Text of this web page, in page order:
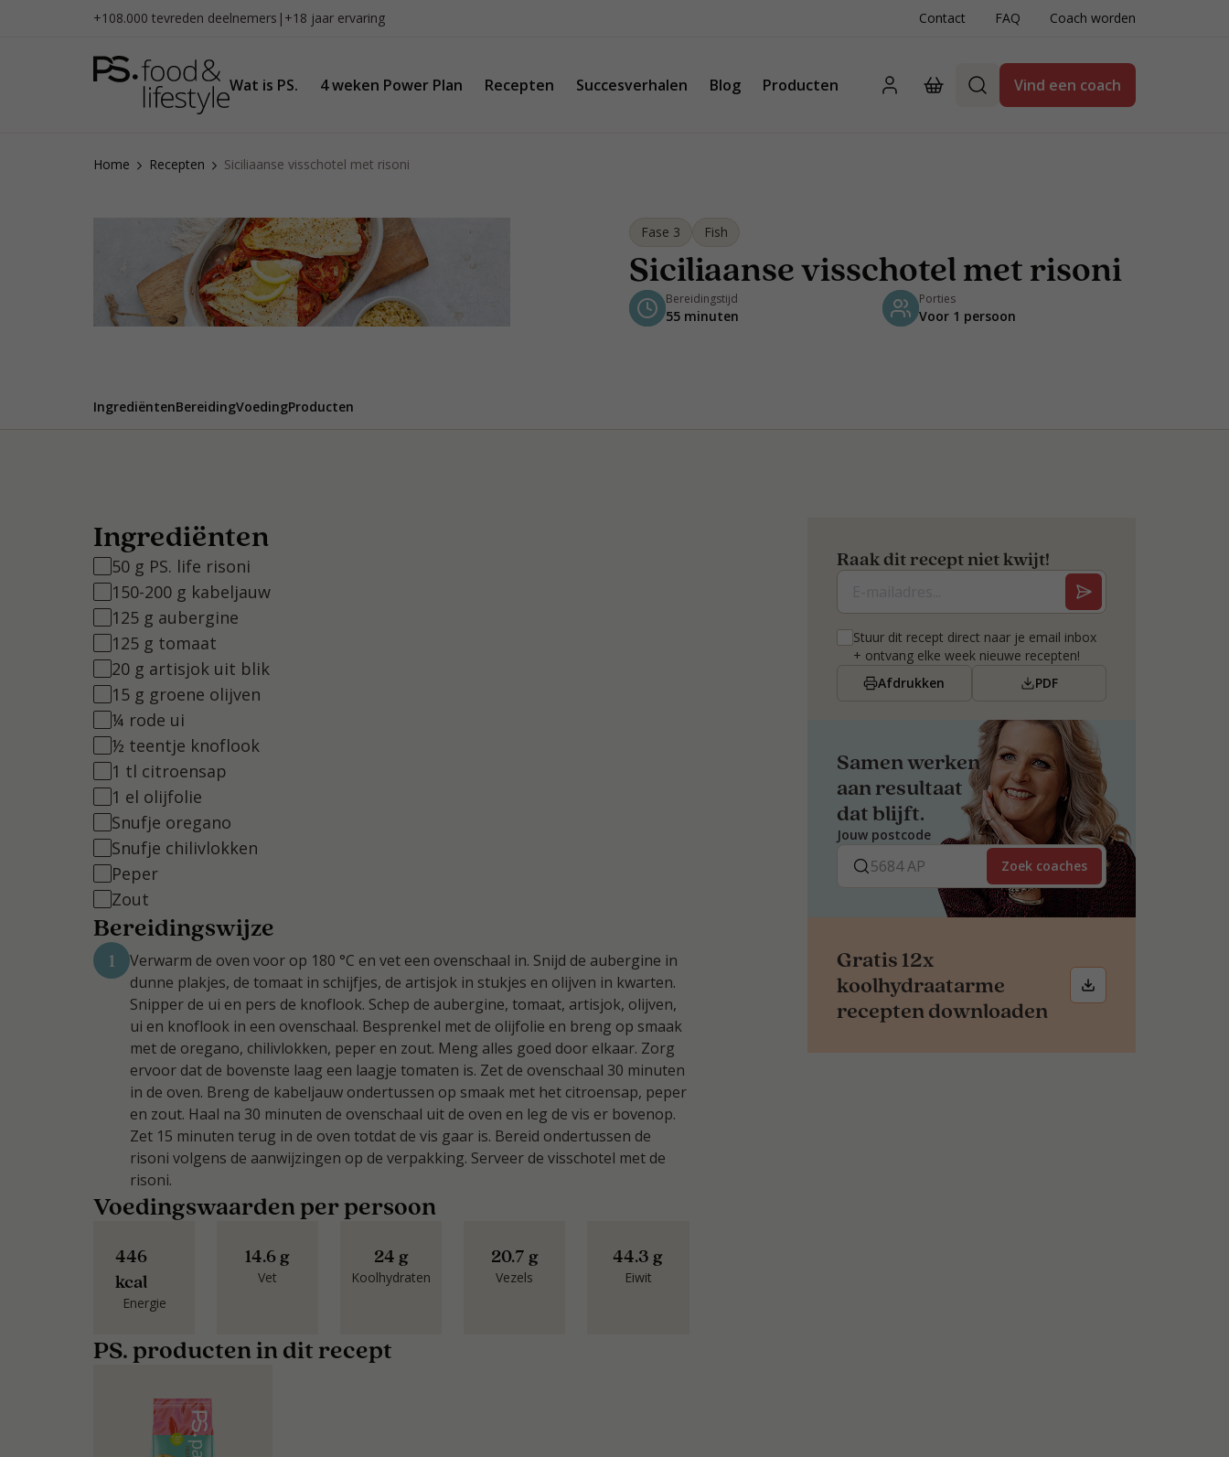
+108.000 tevreden deelnemers | +18 jaar ervaring Contact FAQ Coach worden
Wat is PS. 4 weken Power Plan Recepten Succesverhalen Blog Producten Vind een coach
Home Recepten Siciliaanse visschotel met risoni
Fase 3 Fish
Siciliaanse visschotel met risoni
Bereidingstijd
55 minuten
Porties
Voor 1 persoon
IngrediëntenBereidingVoedingProducten
Ingrediënten
50 g PS. life risoni
150-200 g kabeljauw
125 g aubergine
125 g tomaat
20 g artisjok uit blik
15 g groene olijven
¼ rode ui
½ teentje knoflook
1 tl citroensap
1 el olijfolie
Snufje oregano
Snufje chilivlokken
Peper
Zout
Bereidingswijze
1
Verwarm de oven voor op 180 °C en vet een ovenschaal in. Snijd de aubergine in
dunne plakjes, de tomaat in schijfjes, de artisjok in stukjes en olijven in kwarten.
Snipper de ui en pers de knoflook. Schep de aubergine, tomaat, artisjok, olijven,
ui en knoflook in een ovenschaal. Besprenkel met de olijfolie en breng op smaak
met de oregano, chilivlokken, peper en zout. Meng alles goed door elkaar. Zorg
ervoor dat de bovenste laag een laagje tomaten is. Zet de ovenschaal 30 minuten
in de oven. Breng de kabeljauw ondertussen op smaak met het citroensap, peper
en zout. Haal na 30 minuten de ovenschaal uit de oven en leg de vis er bovenop.
Zet 15 minuten terug in de oven totdat de vis gaar is. Bereid ondertussen de
risoni volgens de aanwijzingen op de verpakking. Serveer de visschotel met de
risoni.
Voedingswaarden per persoon
446
kcal
Energie
14.6 g
Vet
24 g
Koolhydraten
20.7 g
Vezels
44.3 g
Eiwit
PS. producten in dit recept
Raak dit recept niet kwijt!
Stuur dit recept direct naar je email inbox
+ ontvang elke week nieuwe recepten!
Afdrukken
PDF
Samen werken
aan resultaat
dat blijft.
Jouw postcode
Zoek coaches
Gratis 12x
koolhydraatarme
recepten downloaden